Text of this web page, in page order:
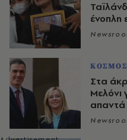
ένοπλη
ΚΟΣΜΟΣ
Στα
Μελόνι
απαντά